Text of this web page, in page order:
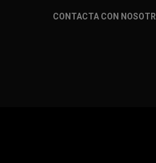
CONTACTA CON